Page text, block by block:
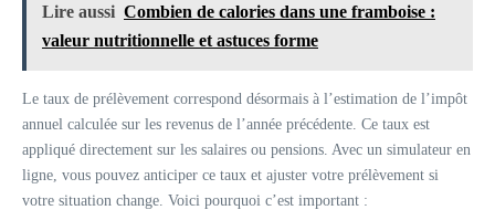
Lire aussi Combien de calories dans une framboise :
valeur nutritionnelle et astuces forme
Le taux de prélèvement correspond désormais à l’estimation de l’impôt
annuel calculée sur les revenus de l’année précédente. Ce taux est
appliqué directement sur les salaires ou pensions. Avec un simulateur en
ligne, vous pouvez anticiper ce taux et ajuster votre prélèvement si
votre situation change. Voici pourquoi c’est important :